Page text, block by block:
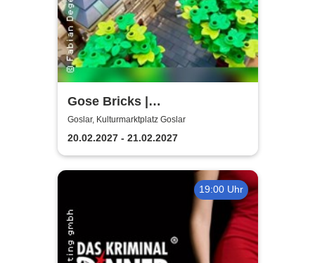
Gose Bricks |
Kulturmarktplatz Goslar
Goslar, Kulturmarktplatz Goslar
20.02.2027 - 21.02.2027
19:00 Uhr